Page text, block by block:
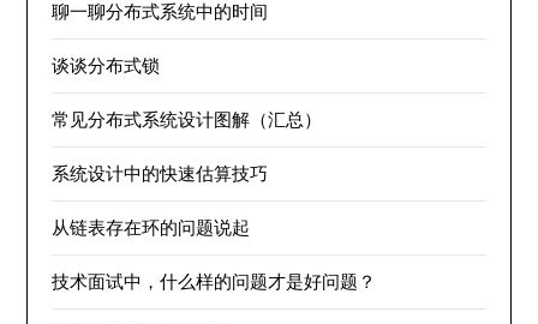
聊一聊分布式系统中的时间
谈谈分布式锁
常见分布式系统设计图解（汇总）
系统设计中的快速估算技巧
从链表存在环的问题说起
技术面试中，什么样的问题才是好问题？